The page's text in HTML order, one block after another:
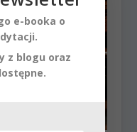
e-booka o
z blogu oraz